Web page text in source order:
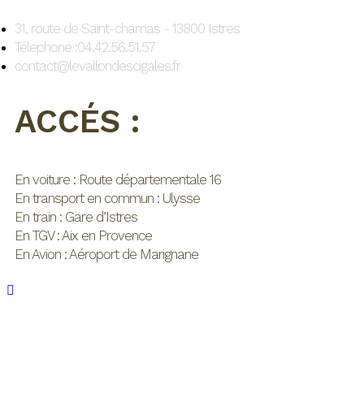
31, route de Saint-chamas - 13800 Istres
Télephone :04.42.56.51.57
contact@levallondescigales.fr
ACCÉS :
En voiture : Route départementale 16
En transport en commun : Ulysse
En train : Gare d’Istres
En TGV : Aix en Provence
En Avion : Aéroport de Marignane